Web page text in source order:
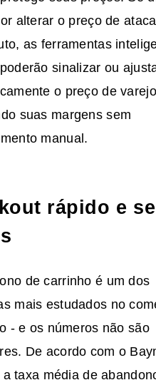
alterar o preço de
as ferramentas
sinalizar ou
o preço de
suas margens sem
manual.
rápido e
de carrinho é um dos
mais estudados no
- e os números não são
De acordo com o
taxa média de